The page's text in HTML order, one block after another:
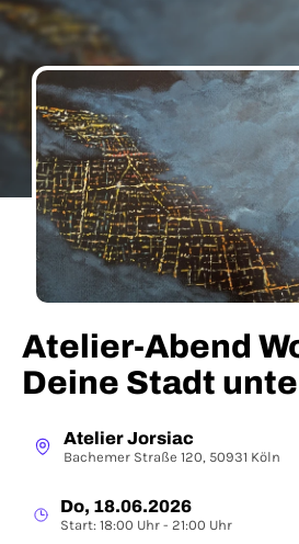
Atelier-Abend
Deine Stadt
Atelier Jorsiac
Bachemer Straße 120, 50931 Köln
Do, 18.06.2026
Start: 18:00 Uhr - 21:00 Uhr